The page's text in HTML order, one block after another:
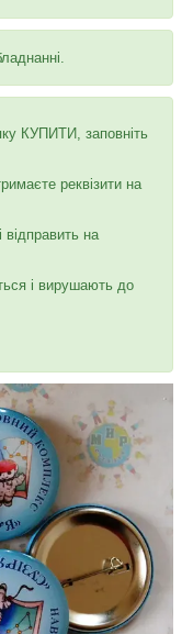
КУПИТИ, заповніть
реквізити на
відправить на
і вирушають до